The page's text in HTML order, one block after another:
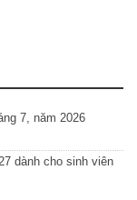
7, năm 2026
dành cho sinh viên